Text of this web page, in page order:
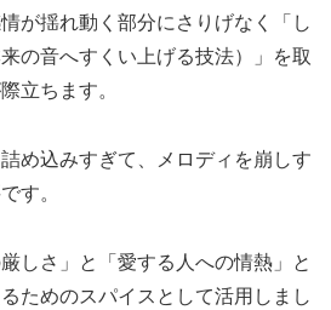
が揺れ動く部分にさりげなく「し
の音へすくい上げる技法）」を取
立ちます。
め込みすぎて、メロディを崩しす
す。
しさ」と「愛する人への情熱」と
ためのスパイスとして活用しまし